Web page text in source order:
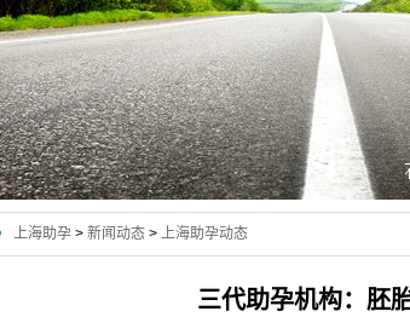
上海助孕 > 新闻动态 > 上海助孕动态
三代助孕机构：胚